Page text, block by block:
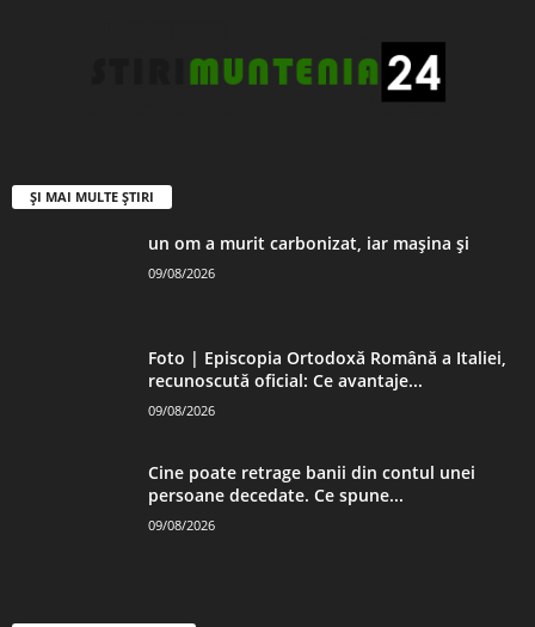
ȘI MAI MULTE ȘTIRI
un om a murit carbonizat, iar mașina și
09/08/2026
Foto | Episcopia Ortodoxă Română a Italiei,
recunoscută oficial: Ce avantaje...
09/08/2026
Cine poate retrage banii din contul unei
persoane decedate. Ce spune...
09/08/2026